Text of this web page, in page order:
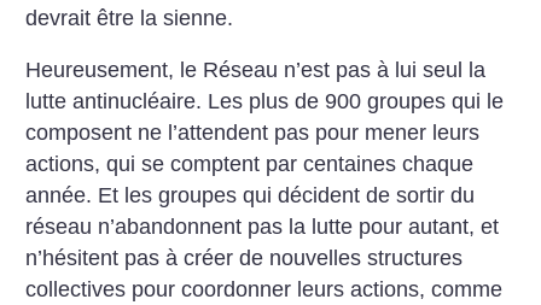
devrait être la sienne.
Heureusement, le Réseau n’est pas à lui seul la
lutte antinucléaire. Les plus de 900 groupes qui le
composent ne l’attendent pas pour mener leurs
actions, qui se comptent par centaines chaque
année. Et les groupes qui décident de sortir du
réseau n’abandonnent pas la lutte pour autant, et
n’hésitent pas à créer de nouvelles structures
collectives pour coordonner leurs actions, comme